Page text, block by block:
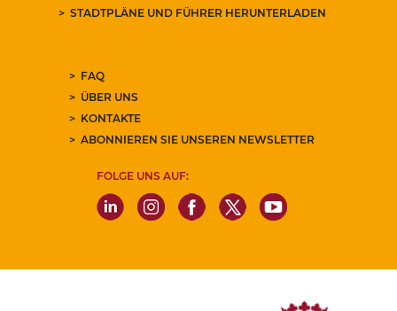
STADTPLÄNE UND FÜHRER HERUNTERLADEN
FAQ
ÜBER UNS
KONTAKTE
ABONNIEREN SIE UNSEREN NEWSLETTER
FOLGE UNS AUF: